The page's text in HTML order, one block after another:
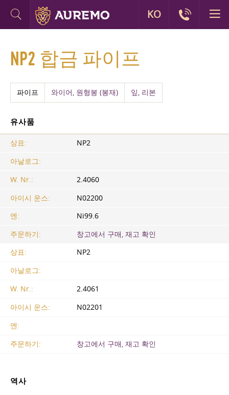
NP2 합금 파이프
파이프 와이어, 원형봉 (봉재) 잎, 리본
유사품
상표:
NP2
아날로그:
W. Nr.:
2.4060
아이시 운스:
N02200
엔:
Ni99.6
주문하기:
창고에서 구매, 재고 확인
상표:
NP2
아날로그:
W. Nr.:
2.4061
아이시 운스:
N02201
엔:
주문하기:
창고에서 구매, 재고 확인
역사
KO